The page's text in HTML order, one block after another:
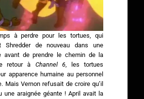
à perdre pour les tortues, qui
Shredder de nouveau dans une
avant de prendre le chemin de la
retour à Channel 6, les tortues
apparence humaine au personnel
Mais Vernon refusait de croire qu’il
une araignée géante ! April avait la